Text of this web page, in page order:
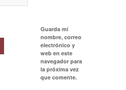
Guarda mi
nombre, correo
electrónico y
web en este
navegador para
la próxima vez
que comente.